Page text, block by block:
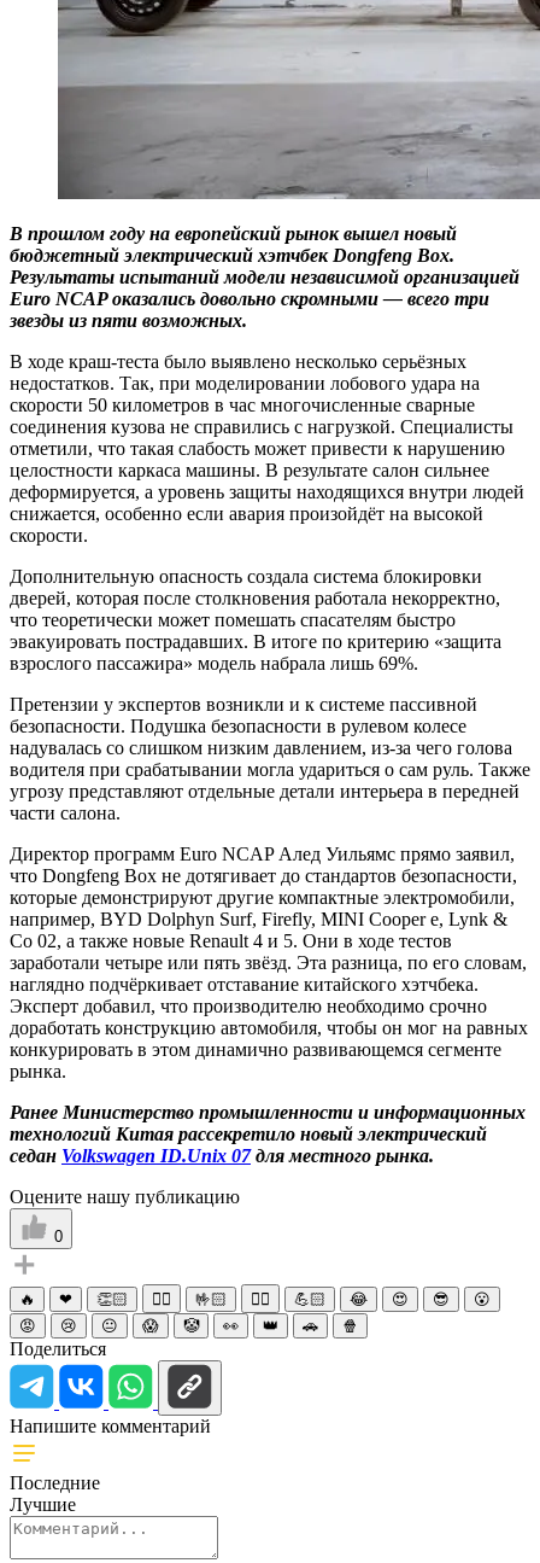
В прошлом году на европейский рынок вышел новый
бюджетный электрический хэтчбек Dongfeng Box.
Результаты испытаний модели независимой организацией
Euro NCAP оказались довольно скромными — всего три
звезды из пяти возможных.
В ходе краш-теста было выявлено несколько серьёзных
недостатков. Так, при моделировании лобового удара на
скорости 50 километров в час многочисленные сварные
соединения кузова не справились с нагрузкой. Специалисты
отметили, что такая слабость может привести к нарушению
целостности каркаса машины. В результате салон сильнее
деформируется, а уровень защиты находящихся внутри людей
снижается, особенно если авария произойдёт на высокой
скорости.
Дополнительную опасность создала система блокировки
дверей, которая после столкновения работала некорректно,
что теоретически может помешать спасателям быстро
эвакуировать пострадавших. В итоге по критерию «защита
взрослого пассажира» модель набрала лишь 69%.
Претензии у экспертов возникли и к системе пассивной
безопасности. Подушка безопасности в рулевом колесе
надувалась со слишком низким давлением, из-за чего голова
водителя при срабатывании могла удариться о сам руль. Также
угрозу представляют отдельные детали интерьера в передней
части салона.
Директор программ Euro NCAP Алед Уильямс прямо заявил,
что Dongfeng Box не дотягивает до стандартов безопасности,
которые демонстрируют другие компактные электромобили,
например, BYD Dolphyn Surf, Firefly, MINI Cooper e, Lynk &
Co 02, а также новые Renault 4 и 5. Они в ходе тестов
заработали четыре или пять звёзд. Эта разница, по его словам,
наглядно подчёркивает отставание китайского хэтчбека.
Эксперт добавил, что производителю необходимо срочно
доработать конструкцию автомобиля, чтобы он мог на равных
конкурировать в этом динамично развивающемся сегменте
рынка.
Ранее Министерство промышленности и информационных
технологий Китая рассекретило новый электрический
седан Volkswagen ID.Unix 07для местного рынка.
Оцените нашу публикацию
0
🔥 ❤ 👏🏻 ☝🏻 🤟🏻 ✌🏻 💪🏻 😂 😍 😎
😮
😡
😢 😐 😱 🤡 👀 👑 🚗 🍿
Поделиться
Напишите комментарий
Последние
Лучшие